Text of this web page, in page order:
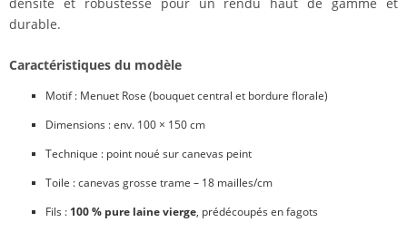
durable.
Caractéristiques du modèle
Motif : Menuet Rose (bouquet central et bordure florale)
Dimensions : env. 100 × 150 cm
Technique : point noué sur canevas peint
Toile : canevas grosse trame – 18 mailles/cm
Fils : 100 % pure laine vierge, prédécoupés en fagots